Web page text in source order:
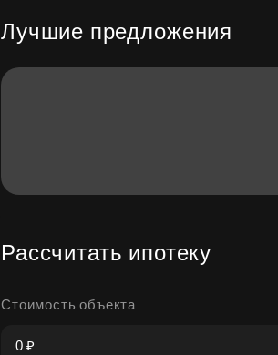
Лучшие предложения
Рассчитать ипотеку
Стоимость объекта